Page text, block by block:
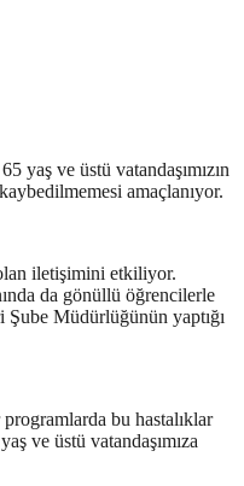
yaş ve üstü vatandaşımızın
amaçlanıyor.
iletişimini etkiliyor.
da gönüllü öğrencilerle
Müdürlüğünün yaptığı
bu hastalıklar
ve üstü vatandaşımıza